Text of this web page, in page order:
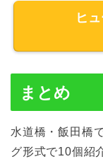
ヒ
まとめ
水道橋・飯田橋
グ形式で10個紹